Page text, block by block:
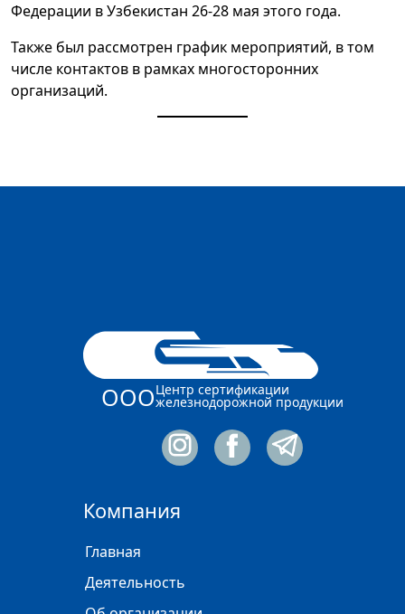
Федерации в Узбекистан 26-28 мая этого года.
Также был рассмотрен график мероприятий, в том
числе контактов в рамках многосторонних
организаций.
ОООЦентр сертификации
железнодорожной продукции
Компания
Главная
Деятельность